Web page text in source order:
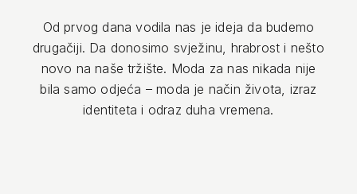
Od prvog dana vodila nas je ideja da budemo
drugačiji. Da donosimo svježinu, hrabrost i nešto
novo na naše tržište. Moda za nas nikada nije
bila samo odjeća – moda je način života, izraz
identiteta i odraz duha vremena.